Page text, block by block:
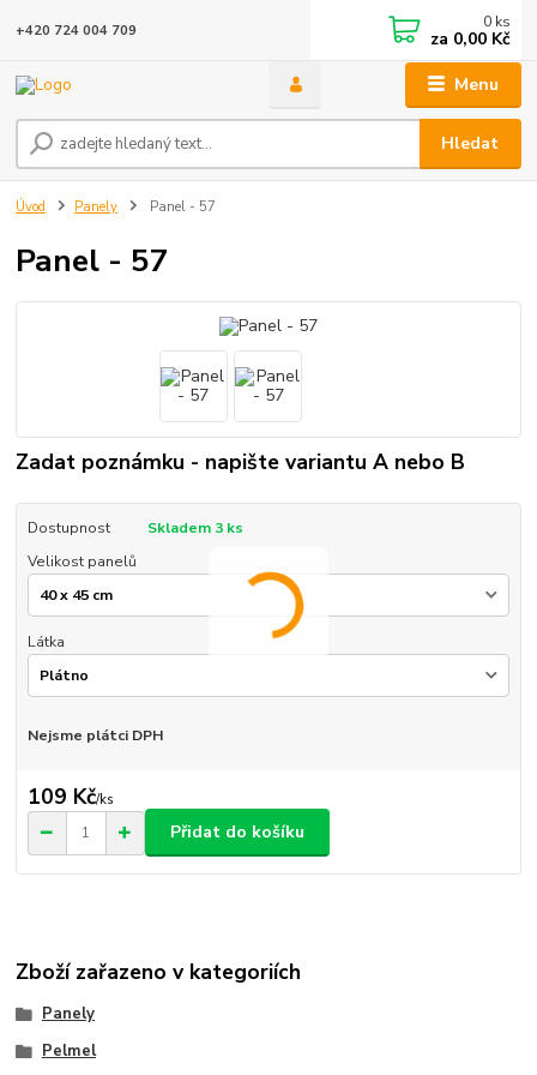
Menu
Hledat
+420 724 004 709 0 ks
za 0,00 Kč
Úvod Panely Panel - 57
Panel - 57
Zadat poznámku - napište variantu A nebo B
Dostupnost
Skladem 3 ks
Velikost panelů
Látka
Nejsme plátci DPH
109 Kč/ks
Přidat do košíku
Zboží zařazeno v kategoriích
Panely
Pelmel